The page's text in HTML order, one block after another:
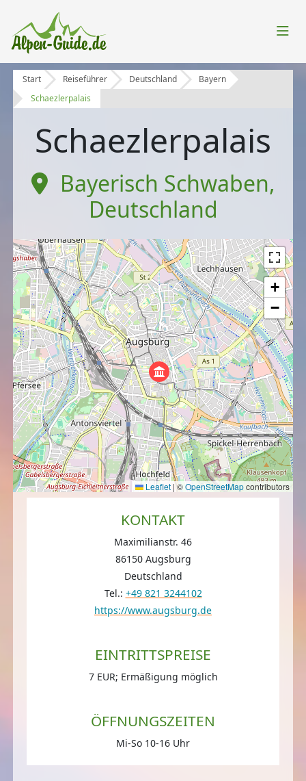
Start Reiseführer Deutschland
Bayern
Schaezlerpalais
Schaezlerpalais
Bayerisch Schwaben,
Deutschland
+
−
Leaflet |©OpenStreetMapcontributors
KONTAKT
Maximilianstr. 46
86150 Augsburg
Deutschland
Tel.: +49 821 3244102
https://www.augsburg.de
EINTRITTSPREISE
7 EUR; Ermäßigung möglich
ÖFFNUNGSZEITEN
Mi-So 10-16 Uhr